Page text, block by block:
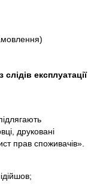
експлуатації
друковані
прав споживачів».